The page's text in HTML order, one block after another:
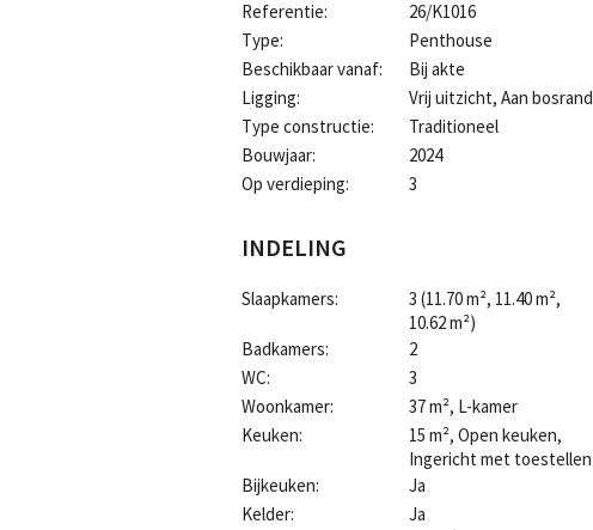
Referentie:
26/K1016
Type:
Penthouse
Beschikbaar vanaf:
Bij akte
Ligging:
Vrij uitzicht, Aan bosrand
Type constructie:
Traditioneel
Bouwjaar:
2024
Op verdieping:
3
INDELING
Slaapkamers: 3 (11.70 m², 11.40 m²,
10.62 m²)
Badkamers:
2
WC:
3
Woonkamer:
37 m², L-kamer
Keuken:
15 m², Open keuken,
Ingericht met toestellen
Bijkeuken:
Ja
Kelder:
Ja